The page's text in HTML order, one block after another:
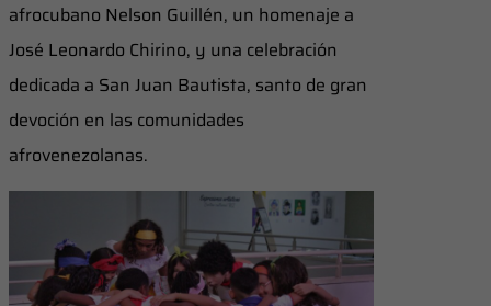
afrocubano Nelson Guillén, un homenaje a
José Leonardo Chirino, y una celebración
dedicada a San Juan Bautista, santo de gran
devoción en las comunidades
afrovenezolanas.